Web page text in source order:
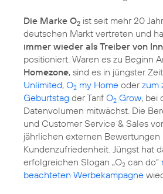
Die Marke O2 ist seit mehr 20
deutschen Markt vertreten und
immer wieder als Treiber von
positioniert. Waren es zu Beginn
Homezone, sind es in jüngster
Unlimited, O2 my Home oderzum
Geburtstag der Tarif O2 Grow, bei
Datenvolumen mitwächst. Die
und Customer Service & Sales
jährlichen externen
Kundenzufriedenheit. Jüngst hat
erfolgreichen Slogan „O2 can do“
beachteten Werbekampagne